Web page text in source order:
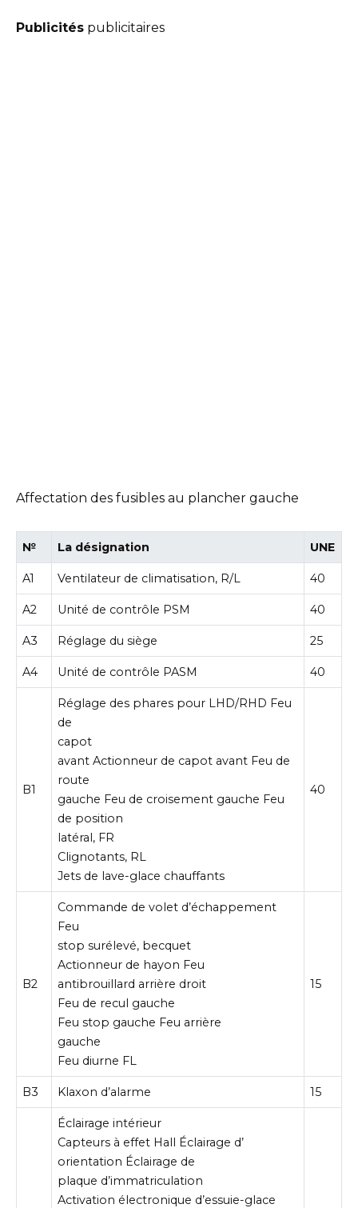
Publicités publicitaires
Affectation des fusibles au plancher gauche
№ La désignation UNE
A1 Ventilateur de climatisation, R/L 40
A2 Unité de contrôle PSM 40
A3 Réglage du siège 25
A4 Unité de contrôle PASM 40
B1
Réglage des phares pour LHD/RHD Feu
de
capot
avant Actionneur de capot avant Feu de
route
gauche Feu de croisement gauche Feu
de position
latéral, FR
Clignotants, RL
Jets de lave-glace chauffants
40
B2
Commande de volet d’échappement
Feu
stop surélevé, becquet
Actionneur de hayon Feu
antibrouillard arrière droit
Feu de recul gauche
Feu stop gauche Feu arrière
gauche
Feu diurne FL
15
B3 Klaxon d’alarme 15
Éclairage intérieur
Capteurs à effet Hall Éclairage d’
orientation Éclairage de
plaque d’immatriculation
Activation électronique d’essuie-glace